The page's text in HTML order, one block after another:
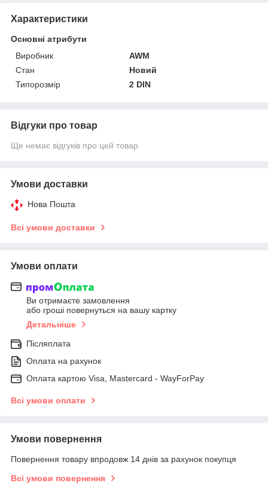
Характеристики
Основні атрибути
Виробник
AWM
Стан
Новий
Типорозмір
2 DIN
Відгуки про товар
Ще немає відгуків про цей товар
Умови доставки
Нова Пошта
Всі умови доставки
Умови оплати
Ви отримаєте замовлення
або гроші повернуться на вашу картку
Детальніше
Післяплата
Оплата на рахунок
Оплата картою Visa, Mastercard - WayForPay
Всі умови оплати
Умови повернення
Повернення товару впродовж 14 днів за рахунок покупця
Всі умови повернення